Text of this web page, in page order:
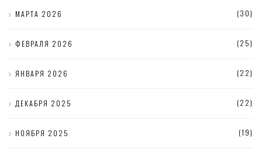
МАРТА 2026 (30)
ФЕВРАЛЯ 2026 (25)
ЯНВАРЯ 2026 (22)
ДЕКАБРЯ 2025 (22)
НОЯБРЯ 2025 (19)